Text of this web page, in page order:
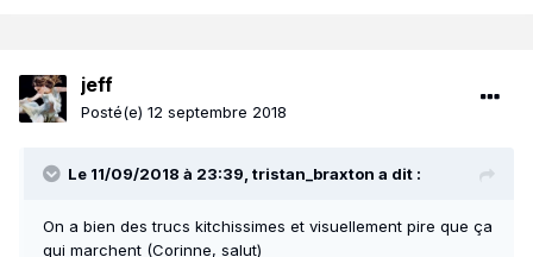
jeff
Posté(e) 12 septembre 2018
Le 11/09/2018 à 23:39, tristan_braxton a dit :
On a bien des trucs kitchissimes et visuellement pire que ça
qui marchent (Corinne, salut)